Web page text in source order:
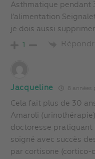
Asthmatique pendant
l’alimentation
je dois aussi
1
Jacqueline 8 années
Cela fait plus de 30
Amaroli
doctoresse pratiquant
soigné avec succès
par cortisone (cortico-